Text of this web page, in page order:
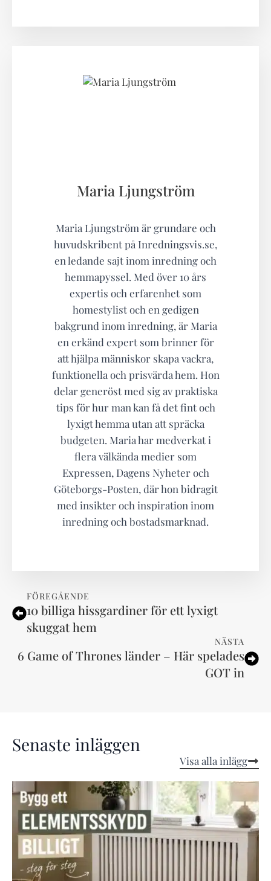
Maria Ljungström
Maria Ljungström är grundare och
huvudskribent på Inredningsvis.se,
en ledande sajt inom inredning och
hemmapyssel. Med över 10 års
expertis och erfarenhet som
homestylist och en gedigen
bakgrund inom inredning, är Maria
en erkänd expert som brinner för
att hjälpa människor skapa vackra,
funktionella och prisvärda hem. Hon
delar generöst med sig av praktiska
tips för hur man kan få det fint och
lyxigt hemma utan att spräcka
budgeten. Maria har medverkat i
flera välkända medier som
Expressen, Dagens Nyheter och
Göteborgs-Posten, där hon bidragit
med insikter och inspiration inom
inredning och bostadsmarknad.
FÖREGÅENDE
10 billiga hissgardiner för ett lyxigt
skuggat hem
NÄSTA
6 Game of Thrones länder – Här spelades
GOT in
Senaste inläggen
Visa alla inlägg